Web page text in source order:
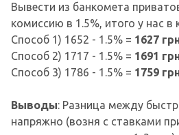
Вывести из банкомета
комиссию в 1.5%, итого у нас в
Способ 1) 1652 - 1.5% = 1627
Способ 2) 1717 - 1.5% = 1691
Способ 3) 1786 - 1.5% = 1759
Выводы: Разница между
напряжно (возня с ставками